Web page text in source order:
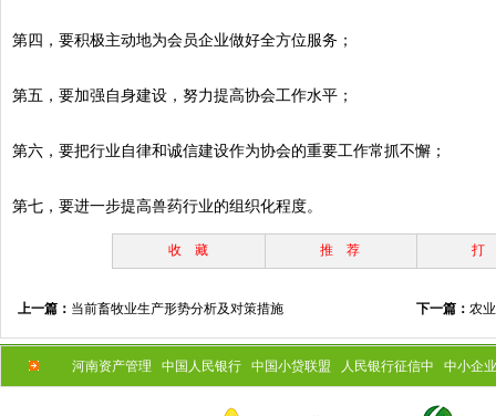
第四，要积极主动地为会员企业做好全方位服务；
第五，要加强自身建设，努力提高协会工作水平；
第六，要把行业自律和诚信建设作为协会的重要工作常抓不懈；
第七，要进一步提高兽药行业的组织化程度。
收 藏 推 荐 打
上一篇： 当前畜牧业生产形势分析及对策措施 下一篇： 农
河南资产管理 中国人民银行 中国小贷联盟 人民银行征信中 中小企